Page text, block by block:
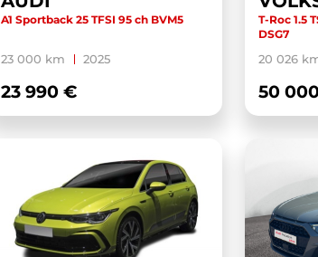
A1 Sportback 25 TFSI 95 ch BVM5
23 000 km 2025
23 990 €
T-Roc 1.5
DSG7
20 026
50